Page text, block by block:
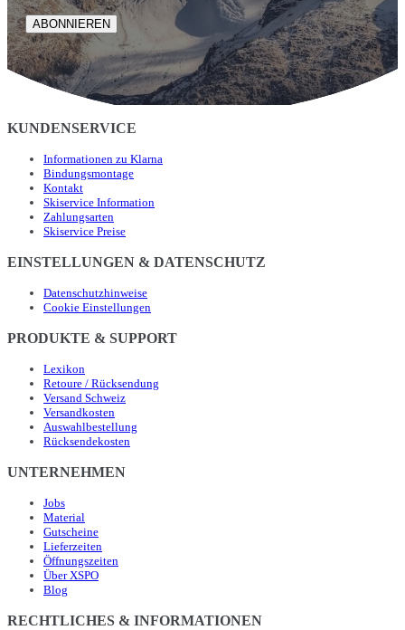
ABONNIEREN
KUNDENSERVICE
Informationen zu Klarna
Bindungsmontage
Kontakt
Skiservice Information
Zahlungsarten
Skiservice Preise
EINSTELLUNGEN & DATENSCHUTZ
Datenschutzhinweise
Cookie Einstellungen
PRODUKTE & SUPPORT
Lexikon
Retoure / Rücksendung
Versand Schweiz
Versandkosten
Auswahlbestellung
Rücksendekosten
UNTERNEHMEN
Jobs
Material
Gutscheine
Lieferzeiten
Öffnungszeiten
Über XSPO
Blog
RECHTLICHES & INFORMATIONEN